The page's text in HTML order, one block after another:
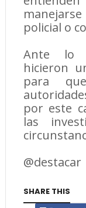
policial o
Ante lo
hicieron
para
por este
las
@destacar
SHARE THIS